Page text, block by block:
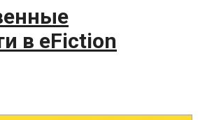
в eFiction